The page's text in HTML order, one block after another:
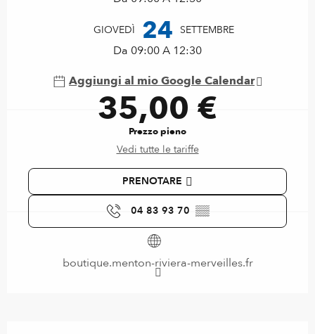
GIOVEDÌ 24 SETTEMBRE
Da 09:00 A 12:30
Aggiungi al mio Google Calendar
35,00 €
Prezzo pieno
Vedi tutte le tariffe
PRENOTARE
04 83 93 70 ▒▒
boutique.menton-riviera-merveilles.fr